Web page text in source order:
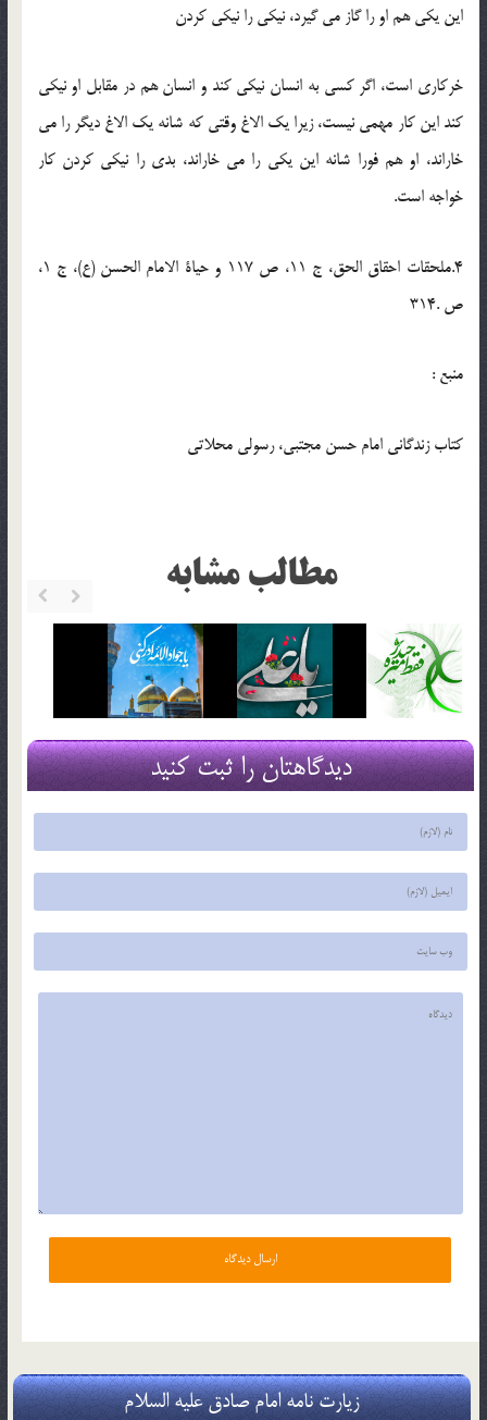
این یکی هم او را گاز می گیرد، نیکی را نیکی کردن
خرکاری است، اگر کسی به انسان نیکی کند و انسان هم در مقابل او نیکی
کند این کار مهمی نیست، زیرا یک الاغ وقتی که شانه یک الاغ دیگر را می
خاراند، او هم فورا شانه این یکی را می خاراند، بدی را نیکی کردن کار
خواجه است.
4.ملحقات احقاق الحق، ج 11، ص 117 و حیاة الامام الحسن (ع)، ج 1،
ص .314
منبع :
کتاب زندگانی امام حسن مجتبی، رسولی محلاتی
مطالب مشابه
دیدگاهتان را ثبت کنید
زیارت نامه امام صادق علیه السلام